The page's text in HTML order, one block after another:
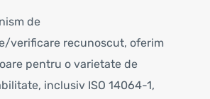
de
verificare recunoscut, oferim
pentru o varietate de
inclusiv ISO 14064-1,